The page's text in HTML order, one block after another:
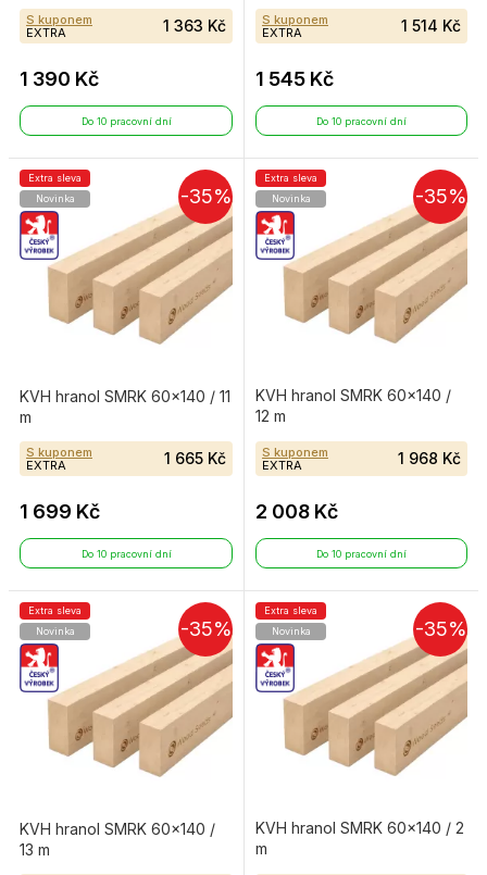
S kuponem
EXTRA
1 363 Kč
1 390 Kč
Do 10 pracovní dní
S kuponem
EXTRA
1 514 Kč
1 545 Kč
Do 10 pracovní dní
-35%
Extra sleva
Novinka
KVH hranol SMRK 60×140 / 11
m
S kuponem
EXTRA
1 665 Kč
1 699 Kč
Do 10 pracovní dní
-35%
Extra sleva
Novinka
KVH hranol SMRK 60×140 /
12 m
S kuponem
EXTRA
1 968 Kč
2 008 Kč
Do 10 pracovní dní
-35%
Extra sleva
Novinka
KVH hranol SMRK 60×140 /
13 m
-35%
Extra sleva
Novinka
KVH hranol SMRK 60×140 / 2
m